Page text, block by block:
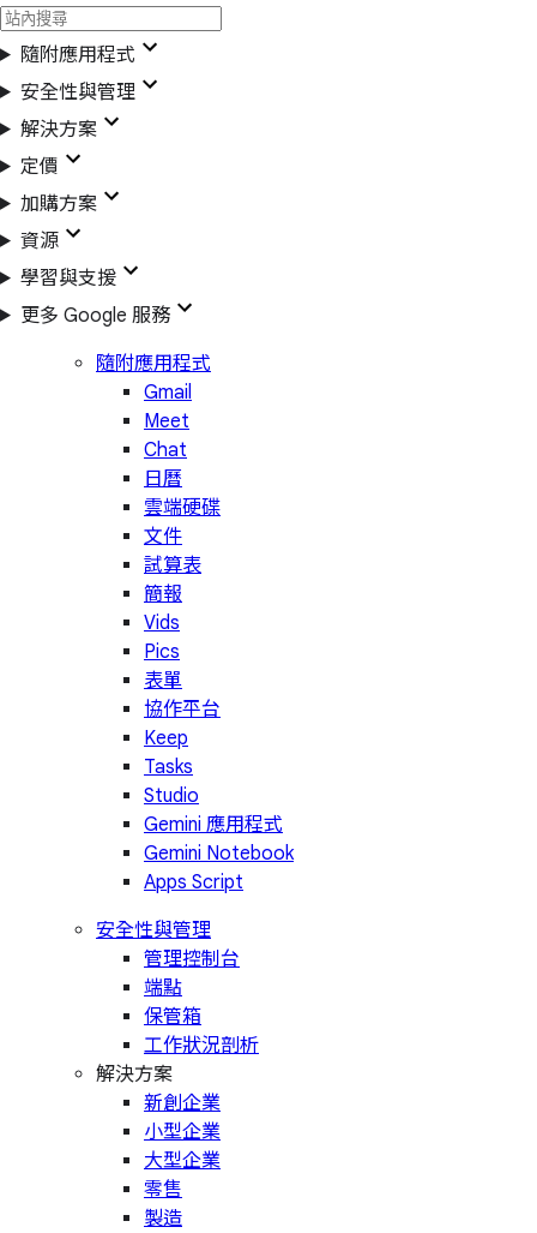
隨附應用程式
安全性與管理
解決方案
定價
加購方案
資源
學習與支援
更多 Google 服務
隨附應用程式
Gmail
Meet
Chat
日曆
雲端硬碟
文件
試算表
簡報
Vids
Pics
表單
協作平台
Keep
Tasks
Studio
Gemini 應用程式
Gemini Notebook
Apps Script
安全性與管理
管理控制台
端點
保管箱
工作狀況剖析
解決方案
新創企業
小型企業
大型企業
零售
製造